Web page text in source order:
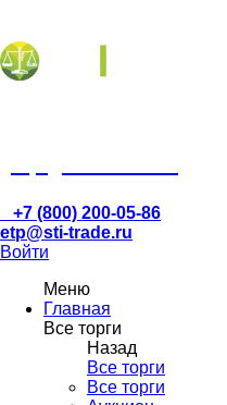
+7 (800) 200-05-86
etp@sti-trade.ru
Войти
Меню
Главная
Все торги
Назад
Все торги
Все торги